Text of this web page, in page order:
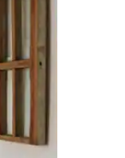
desliza el dedo.